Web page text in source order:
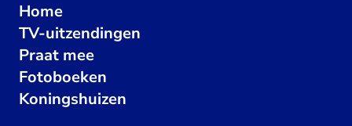
Home
TV-uitzendingen
Praat mee
Fotoboeken
Koningshuizen